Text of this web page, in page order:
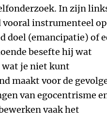
In zijn
vooral instrumenteel op
doel (emancipatie) of
besefte hij wat
wat je niet kunt
maakt voor de
van egocentrisme
vaak het